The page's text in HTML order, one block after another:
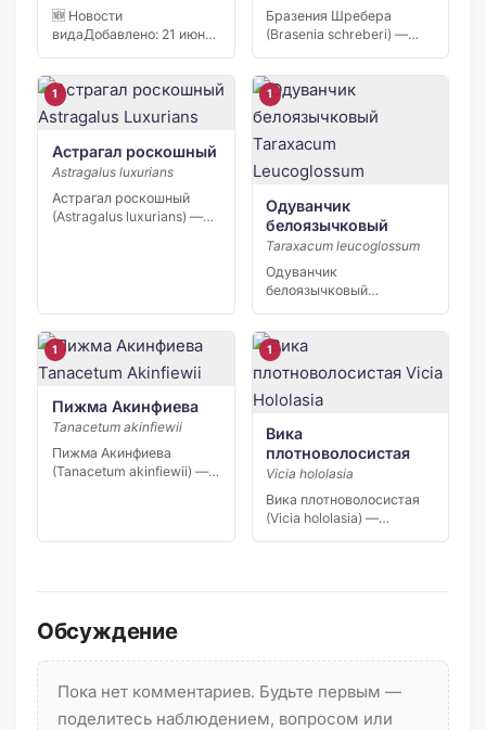
🆕 Новости
видаДобавлено: 21 июня
[…]
Бразения Шребера
(Brasenia schreberi) —
растение,
единственный…
1
Астрагал роскошный
Astragalus luxurians
Астрагал роскошный
(Astragalus luxurians) —
1
Одуванчик
белоязычковый
Taraxacum leucoglossum
Одуванчик
белоязычковый
эндемик Восточного…
1
Пижма Акинфиева
Tanacetum akinfiewii
Пижма Акинфиева
(Tanacetum akinfiewii) —
1
Вика
плотноволосистая
Vicia hololasia
Вика плотноволосистая
(Vicia hololasia) —
Обсуждение
Пока нет комментариев. Будьте первым —
поделитесь наблюдением, вопросом или